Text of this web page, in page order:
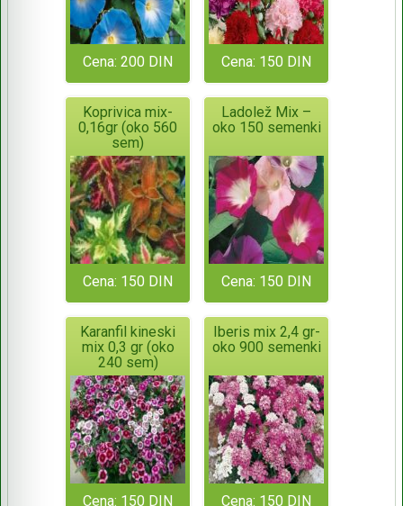
Cena: 200 DIN Cena: 150 DIN
Koprivica mix-
0,16gr (oko 560
sem)
Cena: 150 DIN
Ladolež Mix –
oko 150 semenki
Cena: 150 DIN
Karanfil kineski
mix 0,3 gr (oko
240 sem)
Cena: 150 DIN
Iberis mix 2,4 gr-
oko 900 semenki
Cena: 150 DIN